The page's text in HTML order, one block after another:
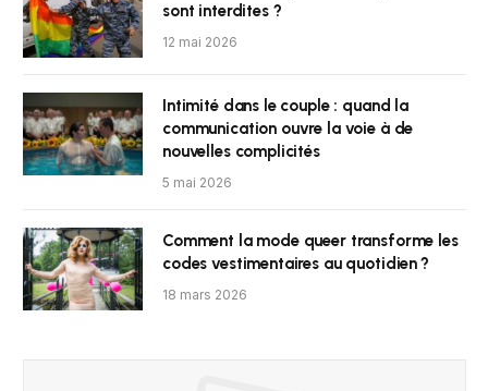
sont interdites ?
12 mai 2026
Intimité dans le couple : quand la
communication ouvre la voie à de
nouvelles complicités
5 mai 2026
Comment la mode queer transforme les
codes vestimentaires au quotidien ?
18 mars 2026